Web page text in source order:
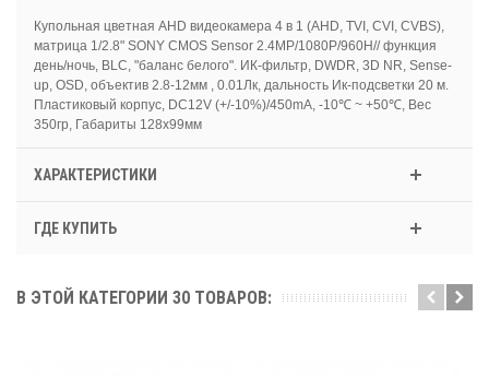
Купольная цветная AHD видеокамера 4 в 1 (AHD, TVI, CVI, CVBS),
матрица 1/2.8" SONY CMOS Sensor 2.4MP/1080P/960H// функция
день/ночь, BLC, "баланс белого". ИК-фильтр, DWDR, 3D NR, Sense-
up, OSD, объектив 2.8-12мм , 0.01Лк, дальность Ик-подсветки 20 м.
Пластиковый корпус, DC12V (+/-10%)/450mA, -10℃ ~ +50℃, Вес
350гр, Габариты 128x99мм
ХАРАКТЕРИСТИКИ
ГДЕ КУПИТЬ
В ЭТОЙ КАТЕГОРИИ 30 ТОВАРОВ: